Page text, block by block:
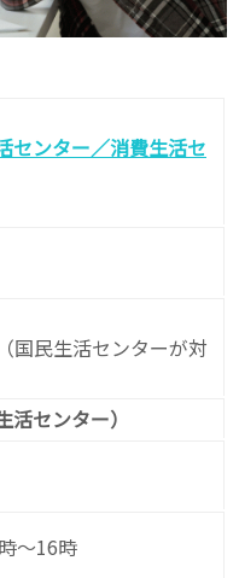
センター／消費生活セ
国民生活センターが対
センター）
〜16時